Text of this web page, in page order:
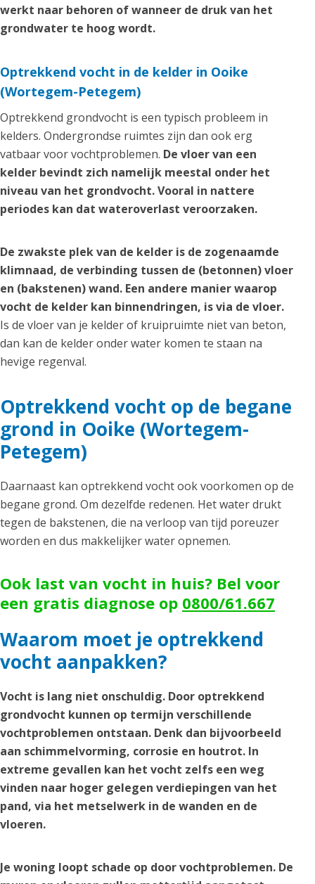
werkt naar behoren of wanneer de druk van het
grondwater te hoog wordt.
Optrekkend vocht in de kelder in Ooike
(Wortegem-Petegem)
Optrekkend grondvocht is een typisch probleem in
kelders. Ondergrondse ruimtes zijn dan ook erg
vatbaar voor vochtproblemen. De vloer van een
kelder bevindt zich namelijk meestal onder het
niveau van het grondvocht. Vooral in nattere
periodes kan dat wateroverlast veroorzaken.
De zwakste plek van de kelder is de zogenaamde
klimnaad, de verbinding tussen de (betonnen) vloer
en (bakstenen) wand. Een andere manier waarop
vocht de kelder kan binnendringen, is via de vloer.
Is de vloer van je kelder of kruipruimte niet van beton,
dan kan de kelder onder water komen te staan na
hevige regenval.
Optrekkend vocht op de begane
grond in Ooike (Wortegem-
Petegem)
Daarnaast kan optrekkend vocht ook voorkomen op de
begane grond. Om dezelfde redenen. Het water drukt
tegen de bakstenen, die na verloop van tijd poreuzer
worden en dus makkelijker water opnemen.
Ook last van vocht in huis? Bel voor
een gratis diagnose op 0800/61.667
Waarom moet je optrekkend
vocht aanpakken?
Vocht is lang niet onschuldig. Door optrekkend
grondvocht kunnen op termijn verschillende
vochtproblemen ontstaan. Denk dan bijvoorbeeld
aan schimmelvorming, corrosie en houtrot. In
extreme gevallen kan het vocht zelfs een weg
vinden naar hoger gelegen verdiepingen van het
pand, via het metselwerk in de wanden en de
vloeren.
Je woning loopt schade op door vochtproblemen. De